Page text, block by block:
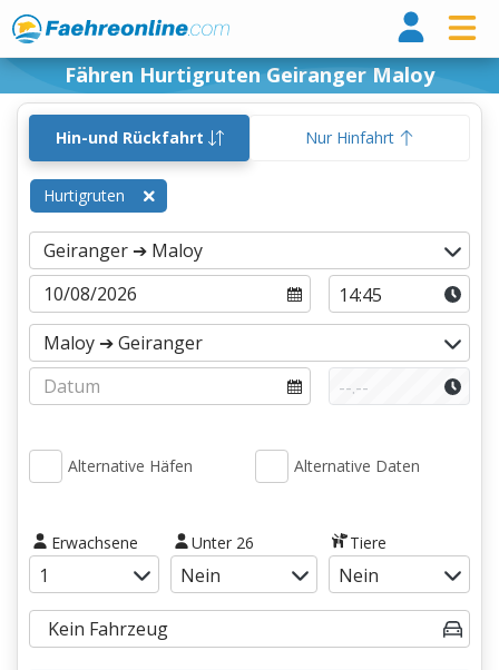
Fähren Hurtigruten Geiranger Maloy
Hin-und Rückfahrt Nur Hinfahrt
Hurtigruten
Alternative Häfen Alternative Daten
Erwachsene Unter 26 Tiere